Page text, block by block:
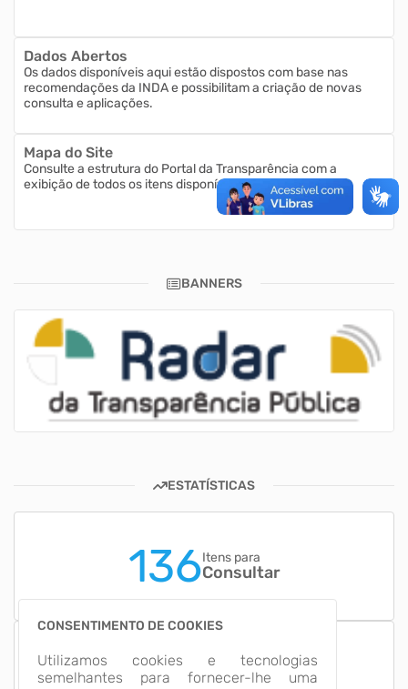
CONSENTIMENTO DE COOKIES
Utilizamos cookies e tecnologias
semelhantes para fornecer-lhe uma
Dados Abertos
Os dados disponíveis aqui estão dispostos com base nas
recomendações da INDA e possibilitam a criação de novas
consulta e aplicações.
Mapa do Site
Consulte a estrutura do Portal da Transparência com a
exibição de todos os itens disponíveis
BANNERS
ESTATÍSTICAS
136Itens para
Consultar
13 Grupos de
Informação